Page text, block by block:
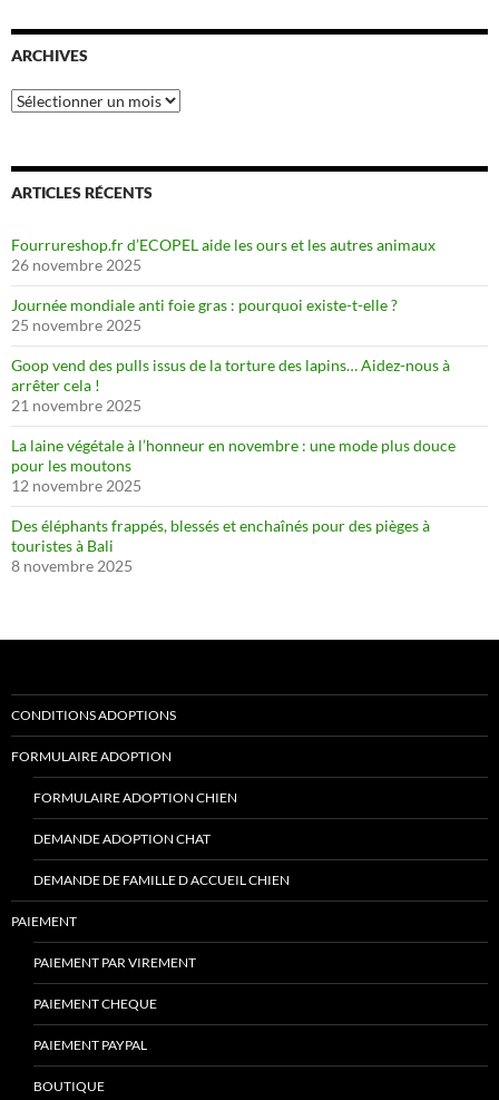
ARCHIVES
Archives
ARTICLES RÉCENTS
Fourrureshop.fr d’ECOPEL aide les ours et les autres animaux
26 novembre 2025
Journée mondiale anti foie gras : pourquoi existe-t-elle ?
25 novembre 2025
Goop vend des pulls issus de la torture des lapins… Aidez-nous à
arrêter cela !
21 novembre 2025
La laine végétale à l’honneur en novembre : une mode plus douce
pour les moutons
12 novembre 2025
Des éléphants frappés, blessés et enchaînés pour des pièges à
touristes à Bali
8 novembre 2025
CONDITIONS ADOPTIONS
FORMULAIRE ADOPTION
FORMULAIRE ADOPTION CHIEN
DEMANDE ADOPTION CHAT
DEMANDE DE FAMILLE D ACCUEIL CHIEN
PAIEMENT
PAIEMENT PAR VIREMENT
PAIEMENT CHEQUE
PAIEMENT PAYPAL
BOUTIQUE